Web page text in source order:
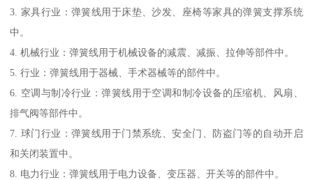
3. 家具行业：弹簧线用于床垫、沙发、座椅等家具的弹簧支撑系统
中。
4. 机械行业：弹簧线用于机械设备的减震、减振、拉伸等部件中。
5. 行业：弹簧线用于器械、手术器械等的部件中。
6. 空调与制冷行业：弹簧线用于空调和制冷设备的压缩机、风扇、
排气阀等部件中。
7. 球门行业：弹簧线用于门禁系统、安全门、防盗门等的自动开启
和关闭装置中。
8. 电力行业：弹簧线用于电力设备、变压器、开关等的部件中。